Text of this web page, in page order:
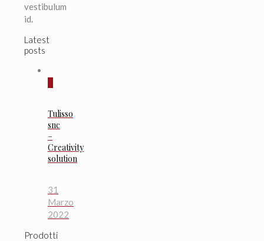
vestibulum
id.
Latest
posts
Tulisso
snc
–
Creativity
solution
31
Marzo
2022
Prodotti